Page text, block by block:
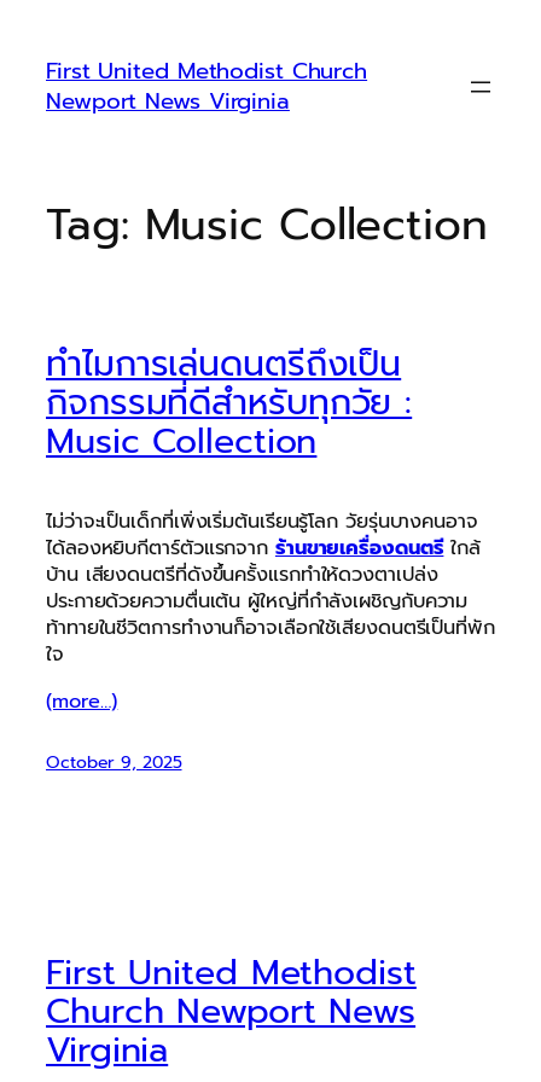
content
First United Methodist Church
Newport News Virginia
Tag: Music Collection
ทำไมการเล่นดนตรีถึงเป็น
กิจกรรมที่ดีสำหรับทุกวัย :
Music Collection
ไม่ว่าจะเป็นเด็กที่เพิ่งเริ่มต้นเรียนรู้โลก วัยรุ่นบางคนอาจ
ได้ลองหยิบกีตาร์ตัวแรกจาก ร้านขายเครื่องดนตรีใกล้
บ้าน เสียงดนตรีที่ดังขึ้นครั้งแรกทำให้ดวงตาเปล่ง
ประกายด้วยความตื่นเต้น ผู้ใหญ่ที่กำลังเผชิญกับความ
ท้าทายในชีวิตการทำงานก็อาจเลือกใช้เสียงดนตรีเป็นที่พัก
ใจ
(more…)
October 9, 2025
First United Methodist
Church Newport News
Virginia